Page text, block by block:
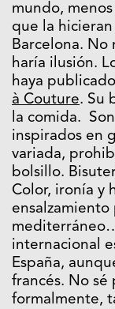
mundo,
que la
Barcelona. No
haría ilusión.
haya
à Couture. Su
la comida.
inspirados en
variada,
bolsillo.
Color, ironía y
internacional
España,
francés. No sé
formalmente,